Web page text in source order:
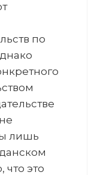
по
лишь
что это